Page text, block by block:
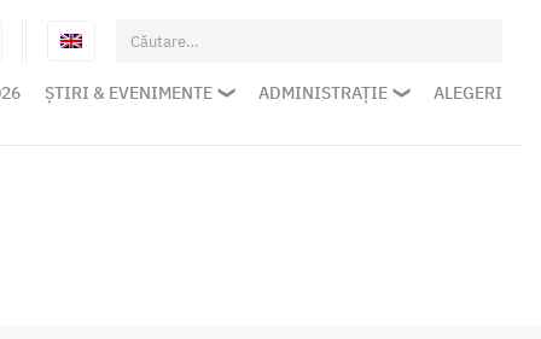
Caută
după:
ȘTIRI & EVENIMENTE ADMINISTRAȚIE ALEGERI